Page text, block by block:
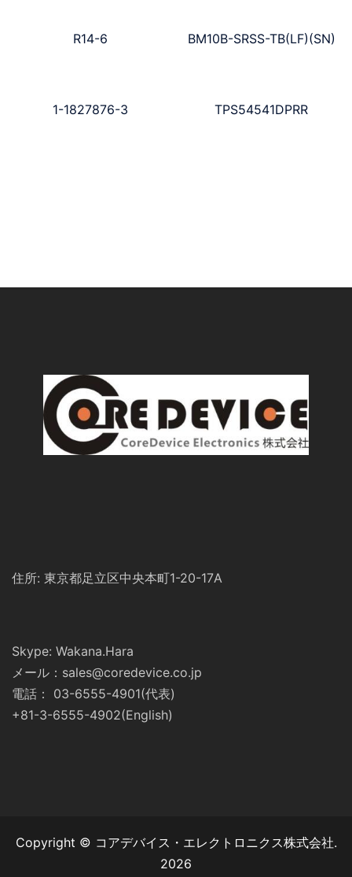
R14-6 BM10B-SRSS-TB(LF)(SN)
1-1827876-3 TPS54541DPRR
住所: 東京都足立区中央本町1-20-17A
Skype: Wakana.Hara
メール：sales@coredevice.co.jp
電話： 03-6555-4901(代表)
+81-3-6555-4902(English)
Copyright © コアデバイス・エレクトロニクス株式会社.
2026